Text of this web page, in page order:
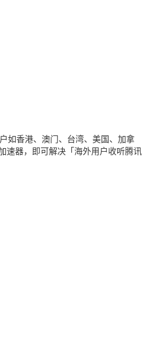
如香港、澳门、台湾、美国、加拿
速器，即可解决「海外用户收听腾讯